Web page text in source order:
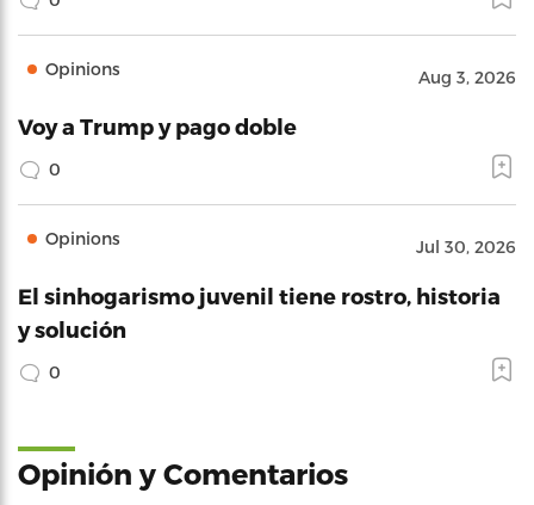
Opinions Aug 3, 2026
Voy a Trump y pago doble
0
Opinions Jul 30, 2026
El sinhogarismo juvenil tiene rostro, historia
y solución
0
Opinión y Comentarios